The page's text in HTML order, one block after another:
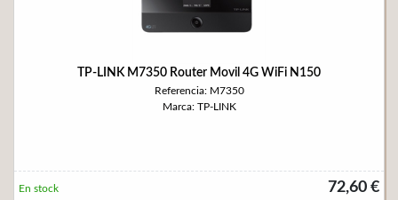
TP-LINK M7350 Router Movil 4G WiFi N150
Referencia: M7350
Marca: TP-LINK
72,60 €
En stock